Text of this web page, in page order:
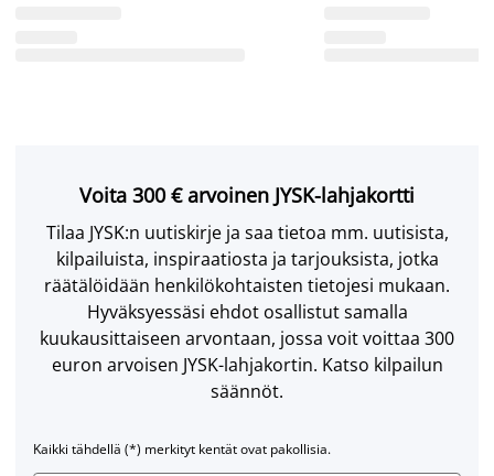
Voita 300 € arvoinen JYSK-lahjakortti
Tilaa JYSK:n uutiskirje ja saa tietoa mm. uutisista,
kilpailuista, inspiraatiosta ja tarjouksista, jotka
räätälöidään henkilökohtaisten tietojesi mukaan.
Hyväksyessäsi ehdot osallistut samalla
kuukausittaiseen arvontaan, jossa voit voittaa 300
euron arvoisen JYSK-lahjakortin. Katso kilpailun
säännöt.
Kaikki tähdellä (*) merkityt kentät ovat pakollisia.